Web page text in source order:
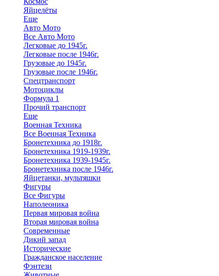
Яйцелёты
Еще
Авто Мото
Все Авто Мото
Легковые до 1945г.
Легковые после 1946г.
Грузовые до 1945г.
Грузовые после 1946г.
Спецтранспорт
Мотоциклы
Формула 1
Прочий транспорт
Еще
Военная Техника
Все Военная Техника
Бронетехника до 1918г.
Бронетехника 1919-1939г.
Бронетехника 1939-1945г.
Бронетехника после 1946г.
Яйцетанки, мультяшки
Фигуры
Все Фигуры
Наполеоника
Первая мировая война
Вторая мировая война
Современные
Дикий запад
Исторические
Гражданское население
Фэнтези